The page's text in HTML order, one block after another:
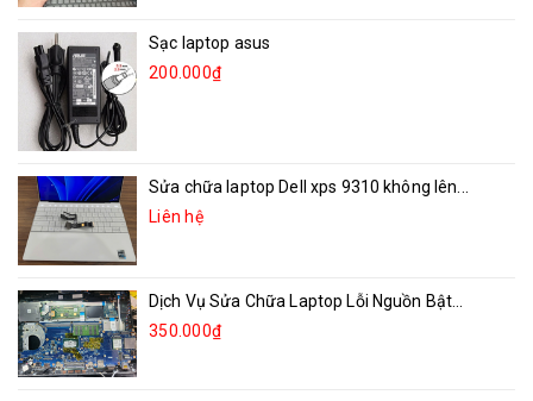
Sạc laptop asus
200.000₫
Sửa chữa laptop Dell xps 9310 không lên...
Liên hệ
Dịch Vụ Sửa Chữa Laptop Lỗi Nguồn Bật...
350.000₫